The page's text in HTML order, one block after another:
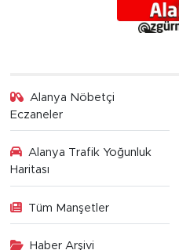
Alanya Nöbetçi
Eczaneler
Alanya Trafik Yoğunluk
Haritası
Tüm Manşetler
Haber Arşivi